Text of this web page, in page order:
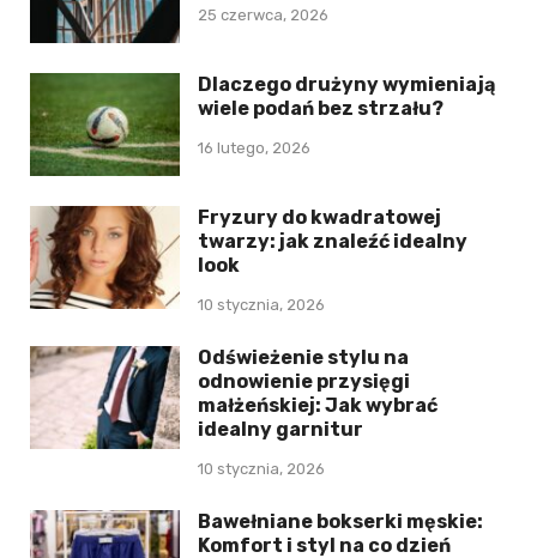
25 czerwca, 2026
Dlaczego drużyny wymieniają
wiele podań bez strzału?
16 lutego, 2026
Fryzury do kwadratowej
twarzy: jak znaleźć idealny
look
10 stycznia, 2026
Odświeżenie stylu na
odnowienie przysięgi
małżeńskiej: Jak wybrać
idealny garnitur
10 stycznia, 2026
Bawełniane bokserki męskie:
Komfort i styl na co dzień